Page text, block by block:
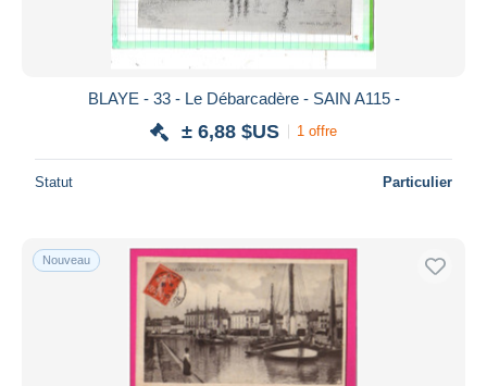
BLAYE - 33 - Le Débarcadère - SAIN A115 -
± 6,88 $US 1 offre
Statut Particulier
Nouveau